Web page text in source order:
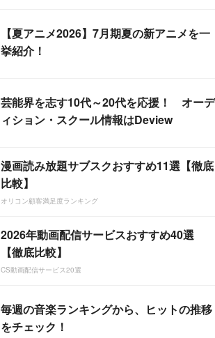
【夏アニメ2026】7月期夏の新アニメを一
挙紹介！
芸能界を志す10代～20代を応援！ オーデ
ィション・スクール情報はDeview
漫画読み放題サブスクおすすめ11選【徹底
比較】
オリコン顧客満足度ランキング
2026年動画配信サービスおすすめ40選
【徹底比較】
CS動画配信サービス20選
毎週の音楽ランキングから、ヒットの推移
をチェック！